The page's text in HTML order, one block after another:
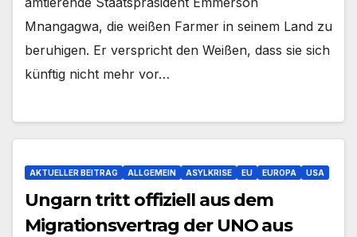
Mnangagwa, die weißen Farmer in seinem Land zu
beruhigen. Er verspricht den Weißen, dass sie sich
künftig nicht mehr vor…
AKTUELLER BEITRAG ALLGEMEIN ASYLKRISE EU EUROPA USA
Ungarn tritt offiziell aus dem
Migrationsvertrag der UNO aus